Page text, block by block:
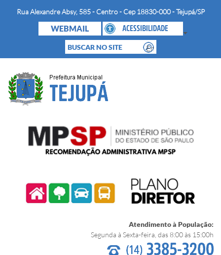
Rua Alexandre Absy, 585 - Centro - Cep 18830-000 - Tejupá/SP
WEBMAIL
Atendimento à População:
Segunda à Sexta-feira, das 8:00 às 15:00h